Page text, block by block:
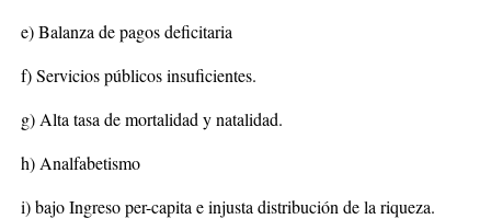
e) Balanza de pagos deficitaria
f) Servicios públicos insuficientes.
g) Alta tasa de mortalidad y natalidad.
h) Analfabetismo
i) bajo Ingreso per-capita e injusta distribución de la riqueza.